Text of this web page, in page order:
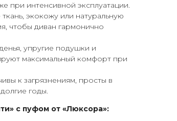
при интенсивной эксплуатации.
экокожу или натуральную
чтобы диван гармонично
упругие подушки и
максимальный комфорт при
к загрязнениям, просты в
годы.
с пуфом от «Люксора»: